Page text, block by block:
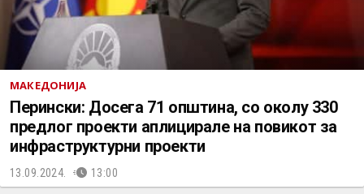
МАКЕДОНИЈА
Перински: Досега 71 општина, со околу 330
предлог проекти аплицирале на повикот за
инфраструктурни проекти
13.09.2024. 13:00